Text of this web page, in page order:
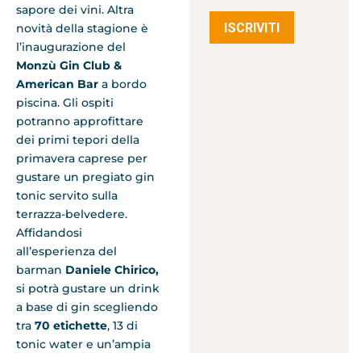
sapore dei vini. Altra
novità della stagione è
l’inaugurazione del
Monzù Gin Club &
American Bar a bordo
piscina. Gli ospiti
potranno approfittare
dei primi tepori della
primavera caprese per
gustare un pregiato gin
tonic servito sulla
terrazza-belvedere.
Affidandosi
all’esperienza del
barman Daniele Chirico,
si potrà gustare un drink
a base di gin scegliendo
tra 70 etichette, 13 di
tonic water e un’ampia
ISCRIVITI